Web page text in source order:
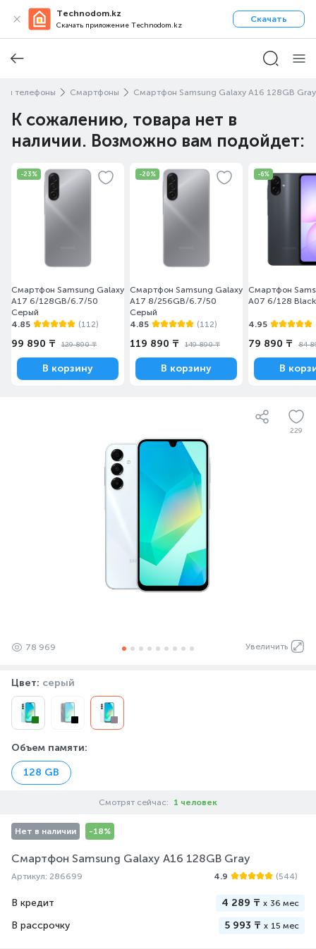
Technodom.kz
Скачать приложение Technodom.kz
Скачать
и телефоны Смартфоны Смартфон Samsung Galaxy A16 128GB Gray
К сожалению, товара нет в
наличии. Возможно вам подойдет:
-23%
Смартфон Samsung Galaxy
A17 6/128GB/6.7/50
Серый
4.85
(112)
99 890 ₸ 129 890 ₸
В корзину
-20%
Смартфон Samsung Galaxy
A17 8/256GB/6.7/50
Серый
4.85
(112)
119 890 ₸ 149 890 ₸
В корзину
-6%
Смартфон
A07 6/128 Black
4.95
79 890 ₸ 84
В
229
Увеличить
78 969
Цвет: серый
Объем памяти:
128 GB
Смотрят сейчас: 1 человек
Нет в наличии -18%
Смартфон Samsung Galaxy A16 128GB Gray
Артикул: 286699 4.9 (544)
В кредит 4 289 ₸ x 36 мес
В рассрочку 5 993 ₸ x 15 мес